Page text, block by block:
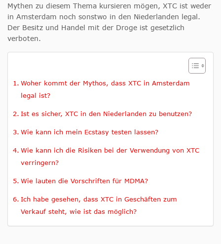
Mythen zu diesem Thema kursieren mögen, XTC ist weder
in Amsterdam noch sonstwo in den Niederlanden legal.
Der Besitz und Handel mit der Droge ist gesetzlich
verboten.
Woher kommt der Mythos, dass XTC in Amsterdam
legal ist?
Ist es sicher, XTC in den Niederlanden zu benutzen?
Wie kann ich mein Ecstasy testen lassen?
Wie kann ich die Risiken bei der Verwendung von XTC
verringern?
Wie lauten die Vorschriften für MDMA?
Ich habe gesehen, dass XTC in Geschäften zum
Verkauf steht, wie ist das möglich?